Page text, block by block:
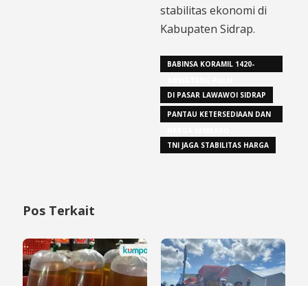
stabilitas ekonomi di
Kabupaten Sidrap.
BABINSA KORAMIL 1420-
DI PASAR LAWAWOI SIDRAP
PANTAU KETERSEDIAAN DAN
TNI JAGA STABILITAS HARGA
Pos Terkait